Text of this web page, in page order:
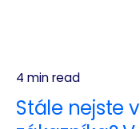
4 min read
Stále nejste